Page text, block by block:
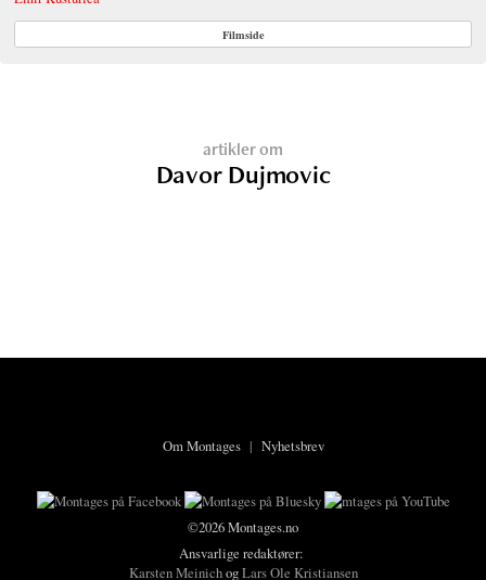
Filmside
artikler om
Davor Dujmovic
Om Montages| Nyhetsbrev
©2026 Montages.no
Ansvarlige redaktører:
Karsten MeinichogLars Ole Kristiansen